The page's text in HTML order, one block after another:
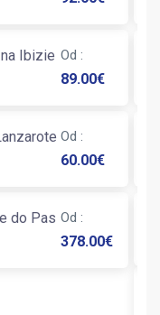
Ibizie Od :
89.00€
Od :
60.00€
do Pas Od :
378.00€